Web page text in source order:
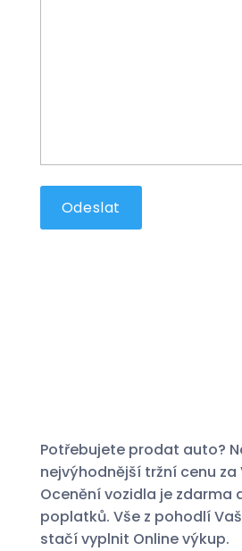
Potřebujete prodat auto?
nejvýhodnější tržní cenu za
Ocenění vozidla je zdarma
poplatků. Vše z pohodlí
stačí vyplnit Online výkup.